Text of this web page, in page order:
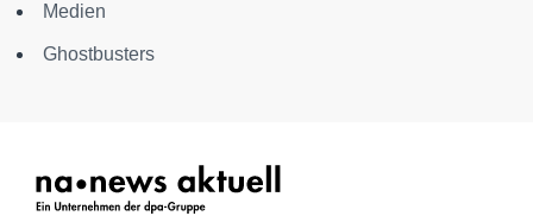
Medien
Ghostbusters